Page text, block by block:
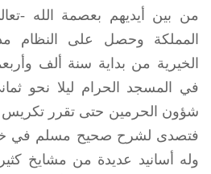
من بين أيديهم بعصمة الله -
المملكة وحصل على النظام
الخيرية من بداية سنة ألف
في المسجد الحرام ليلا نحو
شؤون الحرمين حتى تقرر تكريس
فتصدى لشرح صحيح مسلم في
وله أسانيد عديدة من مشايخ